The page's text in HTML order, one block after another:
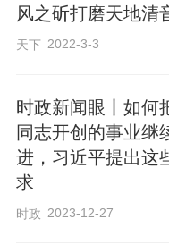
风之斫打磨天地清
天下 2022-3-3
时政新闻眼丨如何
同志开创的事业继
进，习近平提出这
求
时政 2023-12-27